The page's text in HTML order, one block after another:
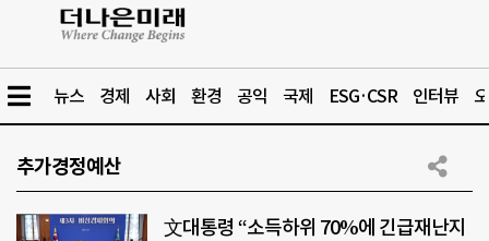
뉴스 경제 사회 환경 공익 국제 ESG·CSR 인터뷰
추가경정예산
文대통령 “소득하위 70%에 긴급재난지